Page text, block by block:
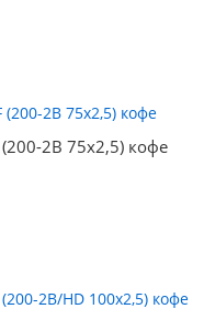
2B 75x2,5) кофе